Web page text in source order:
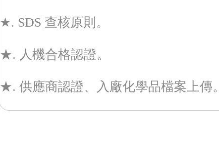
★. SDS 查核原則。
★. 人機合格認證。
★. 供應商認證、入廠化學品檔案上傳。